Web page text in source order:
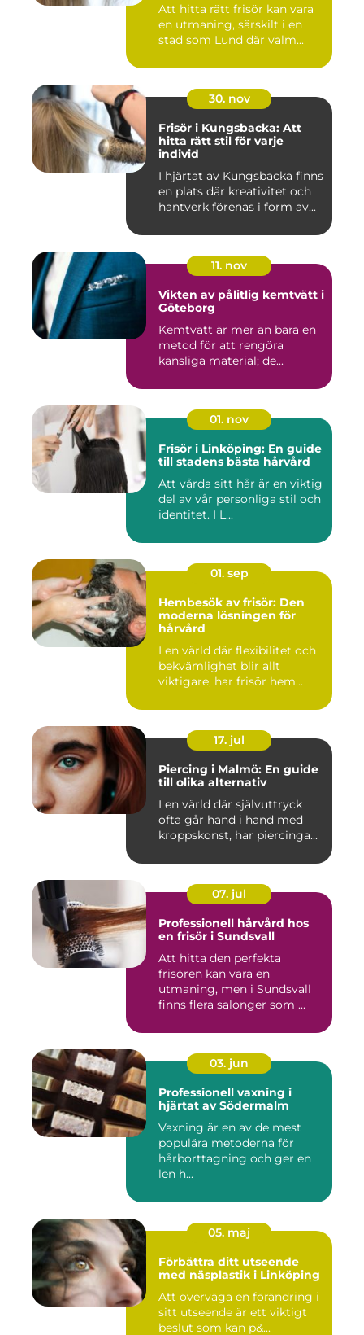
Att hitta rätt frisör kan vara
en utmaning, särskilt i en
stad som Lund där valm...
30. nov
Frisör i Kungsbacka: Att
hitta rätt stil för varje
individ
I hjärtat av Kungsbacka finns
en plats där kreativitet och
hantverk förenas i form av...
11. nov
Vikten av pålitlig kemtvätt i
Göteborg
Kemtvätt är mer än bara en
metod för att rengöra
känsliga material; de...
01. nov
Frisör i Linköping: En guide
till stadens bästa hårvård
Att vårda sitt hår är en viktig
del av vår personliga stil och
identitet. I L...
01. sep
Hembesök av frisör: Den
moderna lösningen för
hårvård
I en värld där flexibilitet och
bekvämlighet blir allt
viktigare, har frisör hem...
17. jul
Piercing i Malmö: En guide
till olika alternativ
I en värld där självuttryck
ofta går hand i hand med
kroppskonst, har piercinga...
07. jul
Professionell hårvård hos
en frisör i Sundsvall
Att hitta den perfekta
frisören kan vara en
utmaning, men i Sundsvall
finns flera salonger som ...
03. jun
Professionell vaxning i
hjärtat av Södermalm
Vaxning är en av de mest
populära metoderna för
hårborttagning och ger en
len h...
05. maj
Förbättra ditt utseende
med näsplastik i Linköping
Att överväga en förändring i
sitt utseende är ett viktigt
beslut som kan p&...